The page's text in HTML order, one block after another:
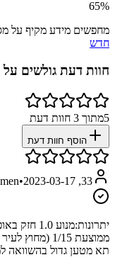
65%
מחפשים מידע מקיף על
חדש
חוות דעת גולשים על
5מתוך 3 חוות דעת
הוסף חוות דעת
33, men
•2023-03-17
יתרונות:
מנוע 1.0
תא מטען גדול בהשוואה